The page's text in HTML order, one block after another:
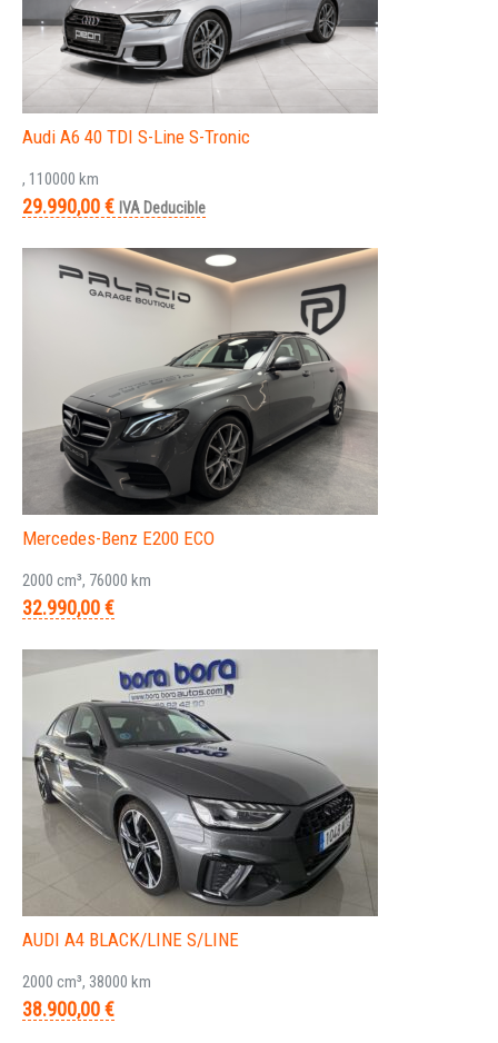
Audi A6 40 TDI S-Line S-Tronic
, 110000 km
29.990,00 € IVA Deducible
Mercedes-Benz E200 ECO
2000 cm³, 76000 km
32.990,00 €
AUDI A4 BLACK/LINE S/LINE
2000 cm³, 38000 km
38.900,00 €